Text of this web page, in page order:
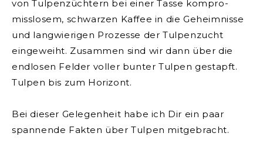
von Tulpen­züchtern bei einer Tasse kompro­
misslosem, schwarzen Kaffee in die Geheimnisse
und langwierigen Pro­zesse der Tulpenzucht
eingeweiht. Zusammen sind wir dann über die
endlosen Felder voller bunter Tulpen gestapft.
Tulpen bis zum Horizont.
Bei dieser Gelegenheit habe ich Dir ein paar
spannende Fakten über Tulpen mitgebracht.